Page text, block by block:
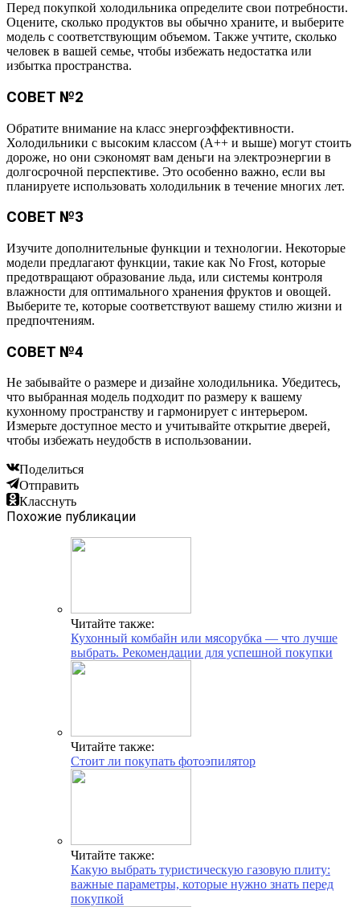
Перед покупкой холодильника определите свои потребности.
Оцените, сколько продуктов вы обычно храните, и выберите
модель с соответствующим объемом. Также учтите, сколько
человек в вашей семье, чтобы избежать недостатка или
избытка пространства.
СОВЕТ №2
Обратите внимание на класс энергоэффективности.
Холодильники с высоким классом (A++ и выше) могут стоить
дороже, но они сэкономят вам деньги на электроэнергии в
долгосрочной перспективе. Это особенно важно, если вы
планируете использовать холодильник в течение многих лет.
СОВЕТ №3
Изучите дополнительные функции и технологии. Некоторые
модели предлагают функции, такие как No Frost, которые
предотвращают образование льда, или системы контроля
влажности для оптимального хранения фруктов и овощей.
Выберите те, которые соответствуют вашему стилю жизни и
предпочтениям.
СОВЕТ №4
Не забывайте о размере и дизайне холодильника. Убедитесь,
что выбранная модель подходит по размеру к вашему
кухонному пространству и гармонирует с интерьером.
Измерьте доступное место и учитывайте открытие дверей,
чтобы избежать неудобств в использовании.
Поделиться
Отправить
Класснуть
Похожие публикации
Читайте также:
Кухонный комбайн или мясорубка — что лучше
выбрать. Рекомендации для успешной покупки
Читайте также:
Стоит ли покупать фотоэпилятор
Читайте также:
Какую выбрать туристическую газовую плиту:
важные параметры, которые нужно знать перед
покупкой